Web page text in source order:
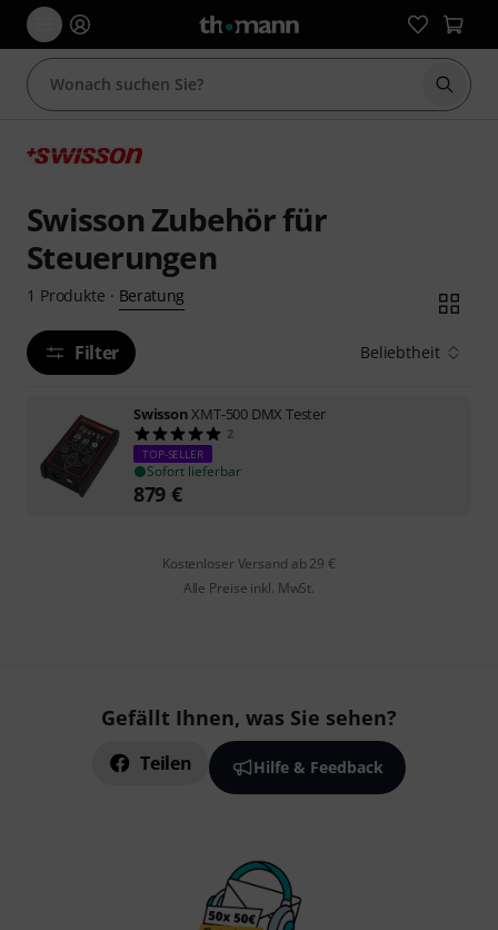
Suche
Swisson Zubehör für
Steuerungen
1 Produkte · Beratung
Filter Beliebtheit
SwissonXMT-500 DMX Tester
2
TOP-SELLER
Sofort lieferbar
879 €
Kostenloser Versand ab 29 €
Alle Preise inkl. MwSt.
Gefällt Ihnen, was Sie sehen?
Teilen Hilfe & Feedback